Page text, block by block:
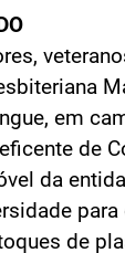
em
de
da
de